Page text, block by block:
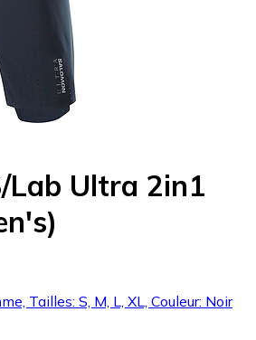
Lab Ultra 2in1
Tailles: S, M, L, XL, Couleur: Noir